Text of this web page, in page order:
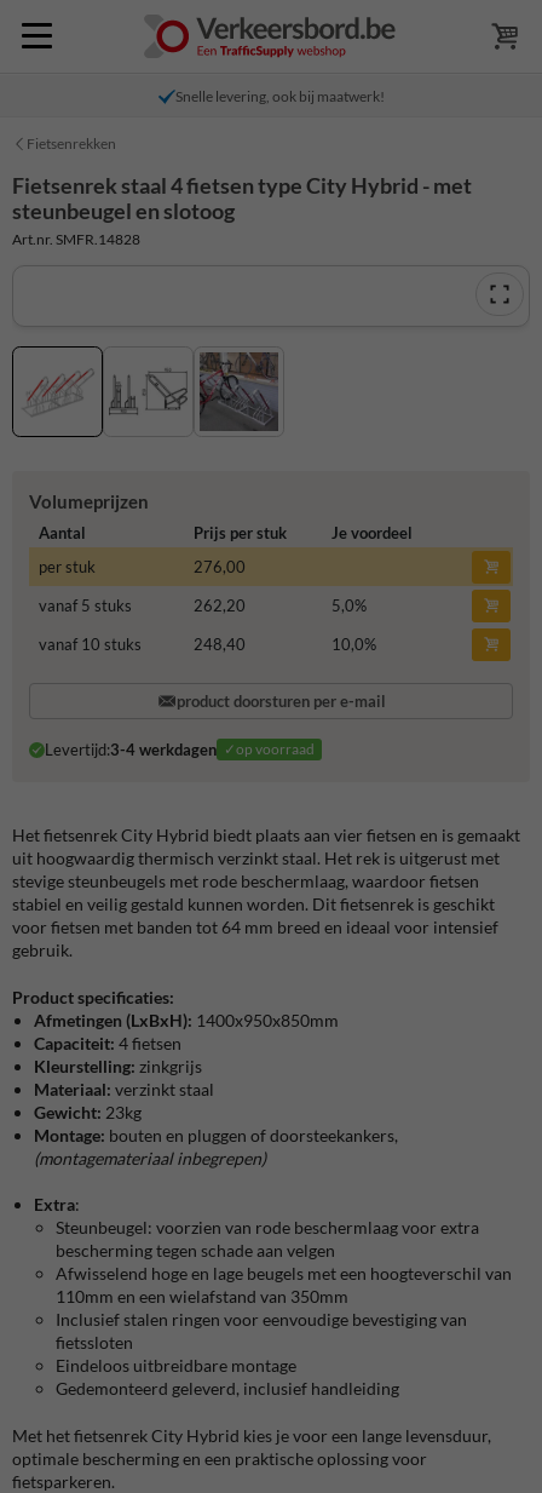
Snelle levering, ook bij maatwerk!
Fietsenrekken
Fietsenrek staal 4 fietsen type City Hybrid - met
steunbeugel en slotoog
Art.nr. SMFR.14828
Volumeprijzen
Aantal Prijs per stuk
Je voordeel
per stuk
276,00
vanaf 5 stuks
262,20 5,0%
vanaf 10 stuks
248,40 10,0%
product doorsturen per e-mail
Levertijd:3-4 werkdagen ✓op voorraad
Het fietsenrek City Hybrid biedt plaats aan vier fietsen en is gemaakt
uit hoogwaardig thermisch verzinkt staal. Het rek is uitgerust met
stevige steunbeugels met rode beschermlaag, waardoor fietsen
stabiel en veilig gestald kunnen worden. Dit fietsenrek is geschikt
voor fietsen met banden tot 64 mm breed en ideaal voor intensief
gebruik.
Product specificaties:
Afmetingen (LxBxH): 1400x950x850mm
Capaciteit: 4 fietsen
Kleurstelling: zinkgrijs
Materiaal: verzinkt staal
Gewicht: 23kg
Montage: bouten en pluggen of doorsteekankers,
(montagemateriaal inbegrepen)
Extra:
Steunbeugel: voorzien van rode beschermlaag voor extra
bescherming tegen schade aan velgen
Afwisselend hoge en lage beugels met een hoogteverschil van
110mm en een wielafstand van 350mm
Inclusief stalen ringen voor eenvoudige bevestiging van
fietssloten
Eindeloos uitbreidbare montage
Gedemonteerd geleverd, inclusief handleiding
Met het fietsenrek City Hybrid kies je voor een lange levensduur,
optimale bescherming en een praktische oplossing voor
fietsparkeren.